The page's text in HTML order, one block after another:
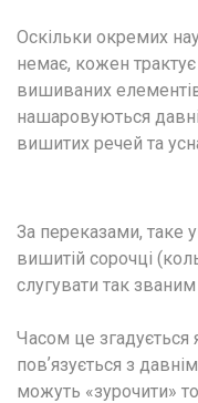
Оскільки окремих
немає, кожен
вишиваних
нашаровуються
вишитих речей та
За переказами, таке
вишитій сорочці
слугувати так
Часом це згадується
повʼязується з
можуть «зурочити»